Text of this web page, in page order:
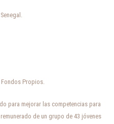
Fondos Propios.
para mejorar las competencias para
de un grupo de 43 jóvenes